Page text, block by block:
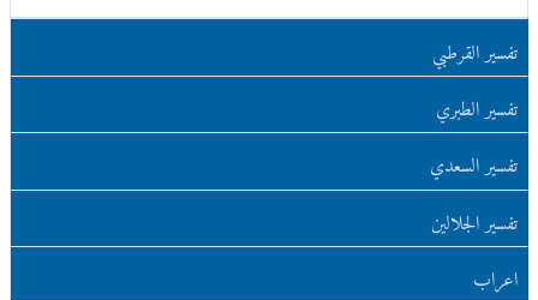
تفسير القرطبي
تفسير الطبري
تفسير السعدي
تفسير الجلالين
اعراب